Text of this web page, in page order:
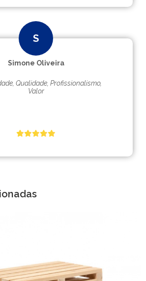
Simone Oliveira
Qualidade, Profissionalismo,
Valor